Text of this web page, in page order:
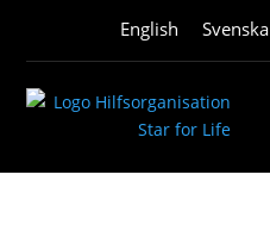
English Svenska